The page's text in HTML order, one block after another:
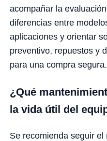
acompañar la
diferencias entre
aplicaciones y orientar
preventivo, repuestos y
para una compra segura.
¿Qué
la vida útil del
Se recomienda seguir